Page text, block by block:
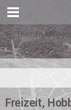
Themen,
Freizeit,